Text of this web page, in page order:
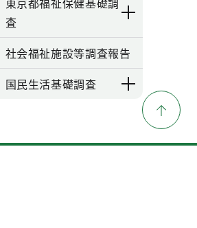
査
社会福祉施設等調査報告
国民生活基礎調査